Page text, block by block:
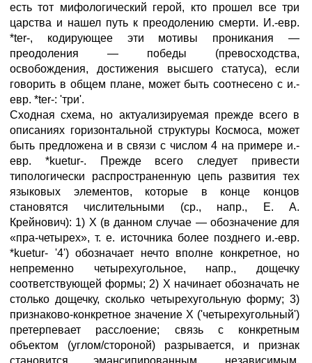
есть тот мифологический герой, кто прошел все три
царства и нашел путь к преодолению смерти. И.-евр.
*ter-, кодирующее эти мотивы проникания —
преодоления — победы (превосходства,
освобождения, достижения высшего статуса), если
говорить в общем плане, может быть соотнесено с и.-
евр. *ter-: 'три'.
Сходная схема, но актуализируемая прежде всего в
описаниях горизонтальной структуры Космоса, может
быть предложена и в связи с числом 4 на примере и.-
евр. *kuetur-. Прежде всего следует привести
типологически распространенную цепь развития тех
языковых элементов, которые в конце концов
становятся числительными (ср., напр., Е. А.
Крейнович): 1) X (в данном случае — обозначение для
«пра-четырех», т. е. источника более позднего и.-евр.
*kuetur- '4') обозначает нечто вполне конкретное, но
непременно четырехугольное, напр., дощечку
соответствующей формы; 2) X начинает обозначать не
столько дощечку, сколько четырехугольную форму; 3)
признаково-конкретное значение X ('четырехугольный')
претерпевает расслоение; связь с конкретным
объектом (углом/стороной) разрывается, и признак
становится эмансипированным, независимым,